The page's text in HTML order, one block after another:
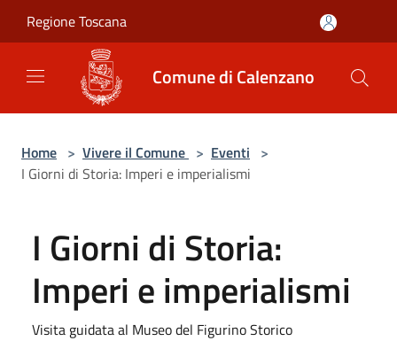
Regione Toscana
Comune di Calenzano
Home > Vivere il Comune > Eventi >
I Giorni di Storia: Imperi e imperialismi
I Giorni di Storia:
Imperi e imperialismi
Visita guidata al Museo del Figurino Storico